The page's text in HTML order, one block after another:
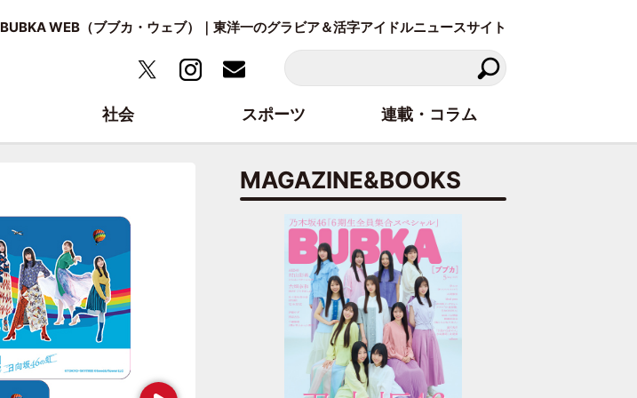
BUBKA WEB（ブブカ・ウェブ）｜東洋一のグラビア＆活字アイドルニュースサイト
MAGAZINE&BOOKS
社会 スポーツ 連載・コラム